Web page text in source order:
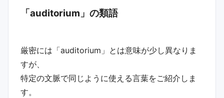
「auditorium」の類語
厳密には「auditorium」とは意味が少し異なりま
すが、
特定の文脈で同じように使える言葉をご紹介しま
す。